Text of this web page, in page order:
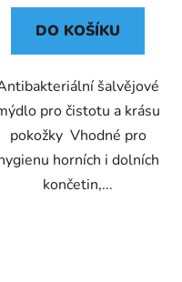
DO KOŠÍKU
šalvějové
pro čistotu a krásu
pokožky Vhodné pro
horních i dolních
končetin,...